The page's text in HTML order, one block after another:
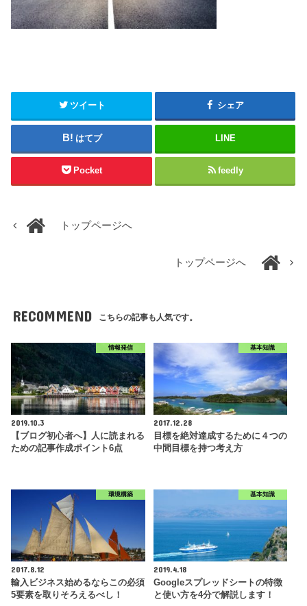
ツイート シェア
はてブ LINE
Pocket feedly
トップページへ
トップページへ
RECOMMEND こちらの記事も人気です。
情報発信
2019.10.3
【ブログ初心者へ】人に読まれる
ための記事作成ポイント6点
基本知識
2017.12.28
目標を絶対達成するために４つの
中間目標を持つ考え方
環境構築
2017.8.12
輸入ビジネス始めるならこの必須
5要素を取りそろえるべし！
基本知識
2019.4.18
Googleスプレッドシートの特徴
と使い方を4分で解説します！